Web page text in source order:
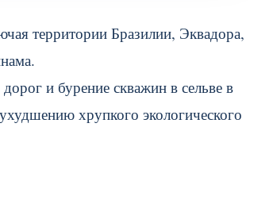
территории Бразилии, Эквадора,
и бурение скважин в сельве в
хрупкого экологического